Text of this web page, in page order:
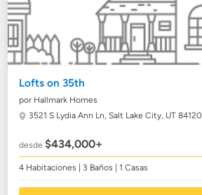
Lofts on 35th
por Hallmark Homes
3521 S Lydia Ann Ln,Salt Lake City, UT 84120
desde$434,000+
4 Habitaciones | 3 Baños | 1 Casas